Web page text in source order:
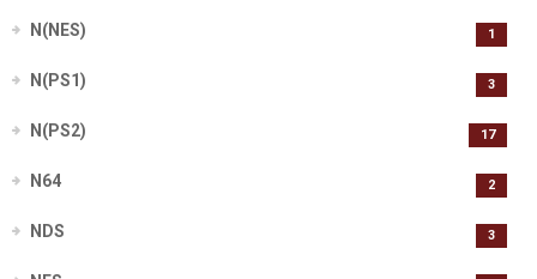
N(NES) 1
N(PS1) 3
N(PS2) 17
N64 2
NDS 3